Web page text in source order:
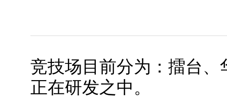
竞技场目前分为：擂台
正在研发之中。